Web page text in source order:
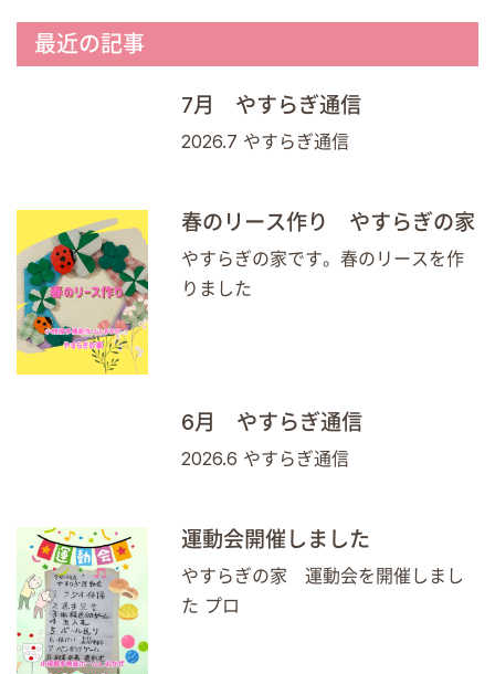
最近の記事
7月 やすらぎ通信
2026.7 やすらぎ通信
春のリース作り やすらぎの家
やすらぎの家です。春のリースを作
りました
6月 やすらぎ通信
2026.6 やすらぎ通信
運動会開催しました
やすらぎの家 運動会を開催しまし
た プロ